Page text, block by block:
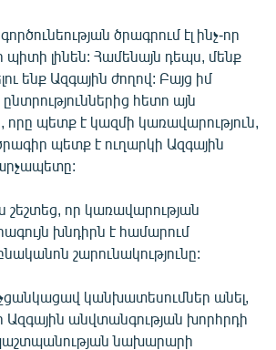
ծրագրում էլ ինչ-որ
պիտի լինեն: Համենայն դեպս, մենք
ենք Ազգային ժողով: Բայց իմ
հետո այն
պետք է կազմի կառավարություն,
պետք է ուղարկի Ազգային
շեշտեց, որ կառավարության
խնդիրն է համարում
շարունակությունը:
կանխատեսումներ անել,
Ազգային անվտանգության խորհրդի
նախարարի